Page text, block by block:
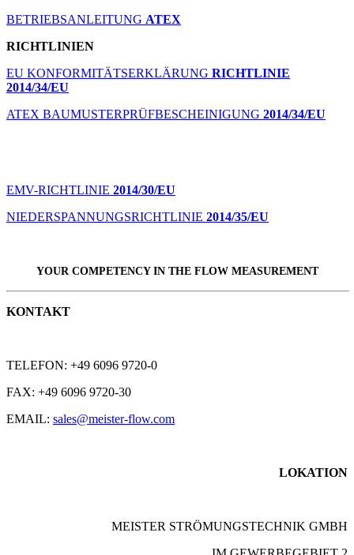
BETRIEBSANLEITUNG ATEX
RICHTLINIEN
EU KONFORMITÄTSERKLÄRUNG RICHTLINIE
2014/34/EU
ATEX BAUMUSTERPRÜFBESCHEINIGUNG 2014/34/EU
EMV-RICHTLINIE 2014/30/EU
NIEDERSPANNUNGSRICHTLINIE 2014/35/EU
YOUR COMPETENCY IN THE FLOWMEASUREMENT
KONTAKT
TELEFON: +49 6096 9720-0
FAX: +49 6096 9720-30
EMAIL: sales@meister-flow.com
LOKATION
MEISTER STRÖMUNGSTECHNIK GMBH